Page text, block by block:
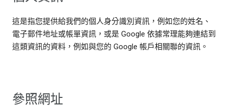
這是指您提供給我們的個人身分識別資訊，例如您的姓名、
電子郵件地址或帳單資訊，或是 Google 依據常理能夠連結到
這類資訊的資料，例如與您的 Google 帳戶相關聯的資訊。
參照網址